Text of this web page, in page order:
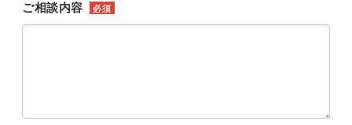
ご相談内容 必須